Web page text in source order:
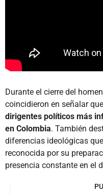
Durante el cierre del
coincidieron en señalar
dirigentes políticos más
en Colombia. También
diferencias ideológicas
reconocida por su
presencia constante en el